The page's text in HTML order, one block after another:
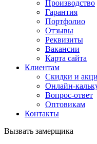
Производство
Гарантия
Портфолио
Отзывы
Реквизиты
Вакансии
Карта сайта
Клиентам
Скидки и
Онлайн-
Вопрос-ответ
Оптовикам
Контакты
Вызвать замерщика